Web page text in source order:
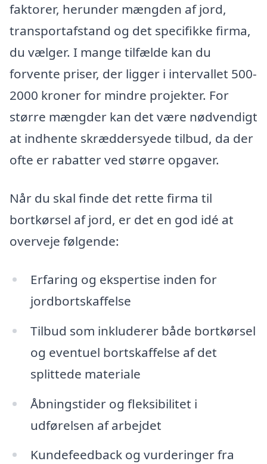
faktorer, herunder mængden af jord,
transportafstand og det specifikke firma,
du vælger. I mange tilfælde kan du
forvente priser, der ligger i intervallet 500-
2000 kroner for mindre projekter. For
større mængder kan det være nødvendigt
at indhente skræddersyede tilbud, da der
ofte er rabatter ved større opgaver.
Når du skal finde det rette firma til
bortkørsel af jord, er det en god idé at
overveje følgende:
Erfaring og ekspertise inden for
jordbortskaffelse
Tilbud som inkluderer både bortkørsel
og eventuel bortskaffelse af det
splittede materiale
Åbningstider og fleksibilitet i
udførelsen af arbejdet
Kundefeedback og vurderinger fra